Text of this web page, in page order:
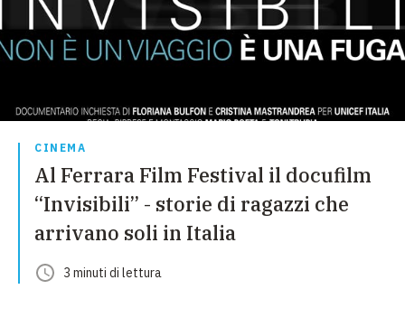
CINEMA
Al Ferrara Film Festival il docufilm
“Invisibili” - storie di ragazzi che
arrivano soli in Italia
3 minuti di lettura